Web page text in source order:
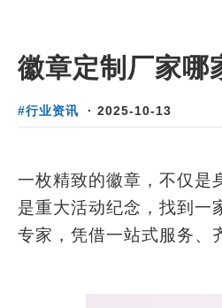
徽章定制厂家哪
#行业资讯 · 2025-10-13
一枚精致的徽章，不仅是
是重大活动纪念，找到一
专家，凭借一站式服务、